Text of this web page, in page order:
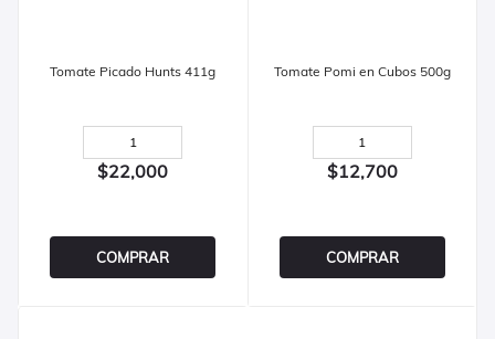
Tomate Picado Hunts 411g
$22,000
COMPRAR
Tomate Pomi en Cubos 500g
$12,700
COMPRAR